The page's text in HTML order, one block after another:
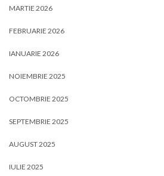
MARTIE 2026
FEBRUARIE 2026
IANUARIE 2026
NOIEMBRIE 2025
OCTOMBRIE 2025
SEPTEMBRIE 2025
AUGUST 2025
IULIE 2025